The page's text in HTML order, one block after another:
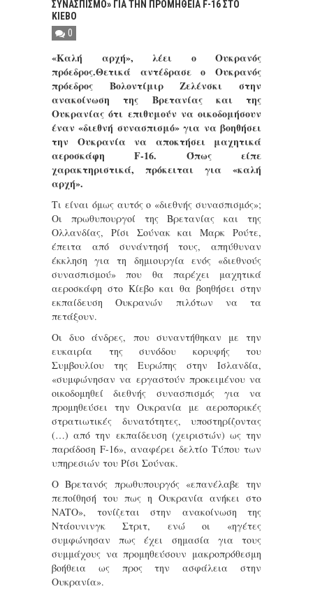
ΣΥΝΑΣΠΙΣΜΟ» ΓΙΑ ΤΗΝ ΠΡΟΜΗΘΕΙΑ F-16 ΣΤΟ
ΚΙΕΒΟ
0
«Καλή αρχή», λέει ο Ουκρανός
πρόεδρος.Θετικά αντέδρασε ο Ουκρανός
πρόεδρος Βολοντίμιρ Ζελένσκι στην
ανακοίνωση της Βρετανίας και της
Ουκρανίας ότι επιθυμούν να οικοδομήσουν
έναν «διεθνή συνασπισμό» για να βοηθήσει
την Ουκρανία να αποκτήσει μαχητικά
αεροσκάφη F-16. Όπως είπε
χαρακτηριστικά, πρόκειται για «καλή
αρχή».
Τι είναι όμως αυτός ο «διεθνής συνασπισμός»;
Οι πρωθυπουργοί της Βρετανίας και της
Ολλανδίας, Ρίσι Σούνακ και Μαρκ Ρούτε,
έπειτα από συνάντησή τους, απηύθυναν
έκκληση για τη δημιουργία ενός «διεθνούς
συνασπισμού» που θα παρέχει μαχητικά
αεροσκάφη στο Κίεβο και θα βοηθήσει στην
εκπαίδευση Ουκρανών πιλότων να τα
πετάξουν.
Οι δυο άνδρες, που συναντήθηκαν με την
ευκαιρία της συνόδου κορυφής του
Συμβουλίου της Ευρώπης στην Ισλανδία,
«συμφώνησαν να εργαστούν προκειμένου να
οικοδομηθεί διεθνής συνασπισμός για να
προμηθεύσει την Ουκρανία με αεροπορικές
στρατιωτικές δυνατότητες, υποστηρίζοντας
(…) από την εκπαίδευση (χειριστών) ως την
παράδοση F-16», αναφέρει δελτίο Τύπου των
υπηρεσιών του Ρίσι Σούνακ.
Ο Βρετανός πρωθυπουργός «επανέλαβε την
πεποίθησή του πως η Ουκρανία ανήκει στο
NATO», τονίζεται στην ανακοίνωση της
Ντάουνινγκ Στριτ, ενώ οι «ηγέτες
συμφώνησαν πως έχει σημασία για τους
συμμάχους να προμηθεύσουν μακροπρόθεσμη
βοήθεια ως προς την ασφάλεια στην
Ουκρανία».